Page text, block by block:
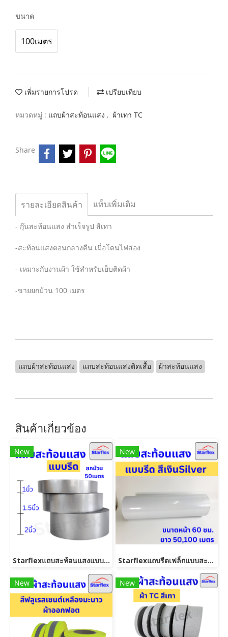
ขนาด
100เมตร
เพิ่มรายการโปรด เปรียบเทียบ
หมวดหมู่ : แถบผ้าสะท้อนแสง , ผ้าเทา TC
Share
รายละเอียดสินค้า แท็บเพิ่มเติม
- กุ๊นสะท้อนแสง สำเร็จรูป สีเทา
-สะท้อนแสงตอนกลางคืน เมื่อโดนไฟส่อง
- เหมาะกับงานผ้า ใช้สำหรับเย็บติดผ้า
-ขายยกม้วน 100 เมตร
แถบผ้าสะท้อนแสง แถบสะท้อนแสงติดเสื้อ ผ้าสะท้อนแสง
สินค้าเกี่ยวข้อง
New
Starflexแถบสะท้อนแสงแบบรีดติดเสิื้อผ้า #สีเทา สะท้อนแสงได้ดี ชนิดรีดติด ยกม้วน 50 , 100 เมตร(copy)
New
Starflexแถบรีดเฟล็กแบบสะท้อนแสงสีSilverสีเงิน(ขนาด60ซม.ยาว50,100เมตร)
New New